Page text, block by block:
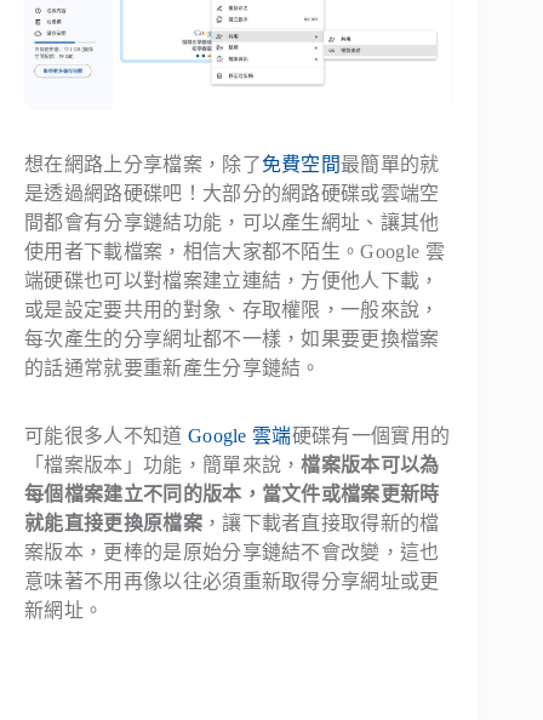
想在網路上分享檔案，除了免費空間最簡單的就
是透過網路硬碟吧！大部分的網路硬碟或雲端空
間都會有分享鏈結功能，可以產生網址、讓其他
使用者下載檔案，相信大家都不陌生。Google 雲
端硬碟也可以對檔案建立連結，方便他人下載，
或是設定要共用的對象、存取權限，一般來說，
每次產生的分享網址都不一樣，如果要更換檔案
的話通常就要重新產生分享鏈結。
可能很多人不知道 Google 雲端硬碟有一個實用的
「檔案版本」功能，簡單來說，檔案版本可以為
每個檔案建立不同的版本，當文件或檔案更新時
就能直接更換原檔案，讓下載者直接取得新的檔
案版本，更棒的是原始分享鏈結不會改變，這也
意味著不用再像以往必須重新取得分享網址或更
新網址。